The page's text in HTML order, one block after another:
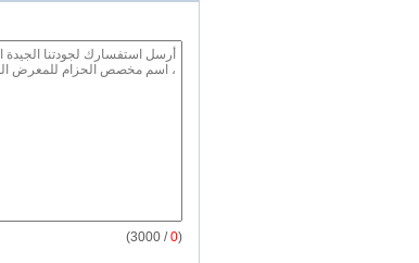
(
0
/ 3000)